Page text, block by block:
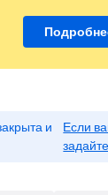
и
Если